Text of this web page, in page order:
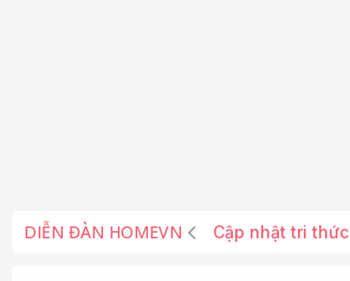
DIỄN ĐÀN HOMEVN Cập nhật tri thức